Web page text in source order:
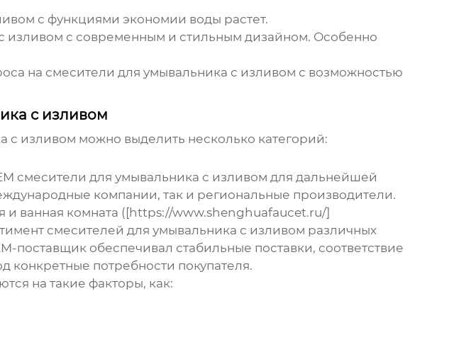
с функциями экономии воды растет.
изливом с современным и стильным дизайном. Особенно
на смесители для умывальника с изливом с возможностью
с изливом
с изливом можно выделить несколько категорий:
смесители для умывальника с изливом для дальнейшей
компании, так и региональные производители.
ванная комната ([https://www.shenghuafaucet.ru/]
смесителей для умывальника с изливом различных
поставщик обеспечивал стабильные поставки, соответствие
конкретные потребности покупателя.
на такие факторы, как: